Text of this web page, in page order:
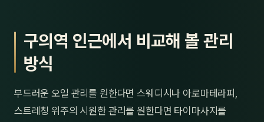
구의역 인근에서 비교해 볼 관리
방식
부드러운 오일 관리를 원한다면 스웨디시나 아로마테라피,
스트레칭 위주의 시원한 관리를 원한다면 타이마사지를